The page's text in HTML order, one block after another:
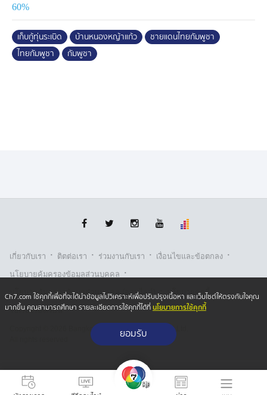
60%
เก็บกู้ทุ่นระเบิด บ้านหนองหญ้าแก้ว
ชายแดนไทยกัมพูชา
ไทยกัมพูชา
กัมพูชา
เกี่ยวกับเรา · ติตต่อเรา · ร่วมงานกับเรา · เงื่อนไขและข้อตกลง ·
นโยบายคุ้มครองข้อมูลส่วนบุคคล ·
นโยบายคุ้มครองข้อมูลส่วนบุคคล (ออนไลน์) · นโยบายคุกกี้ ·
รับเรื่องร้องเรียน
Copyright © 2026 Bangkok Broadcasting & T.V. Co.,Ltd.
Ch7.com ใช้คุกกี้เพื่อที่จะได้นำข้อมูลไปวิเคราะห์เพื่อปรับปรุงเนื้อหา และเว็บไซต์ให้ตรงกับใจคุณ
มากขึ้น คุณสามารถศึกษา รายละเอียดการใช้คุกกี้ได้ที่นโยบายการใช้คุกกี้
ยอมรับ